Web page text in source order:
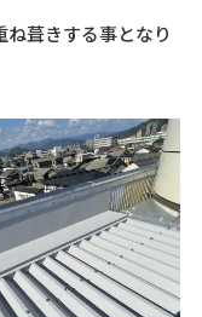
葺きする事となり